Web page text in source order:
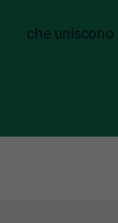
che uniscono